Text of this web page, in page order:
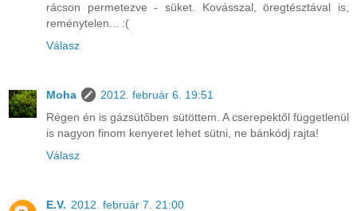
rácson permetezve - süket. Kovásszal, öregtésztával is,
reménytelen... :(
Válasz
Moha
2012. február 6. 19:51
Régen én is gázsütőben sütöttem. A cserepektől függetlenül
is nagyon finom kenyeret lehet sütni, ne bánkódj rajta!
Válasz
E.V. 2012. február 7. 21:00